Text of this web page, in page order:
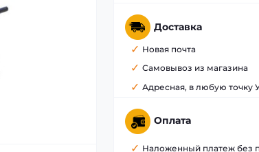
Доставка
Новая почта
Самовывоз из магазина
Адресная, в любую точку
Оплата
Наложенный платеж без